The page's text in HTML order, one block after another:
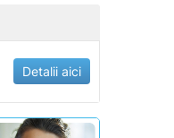
Detalii aici